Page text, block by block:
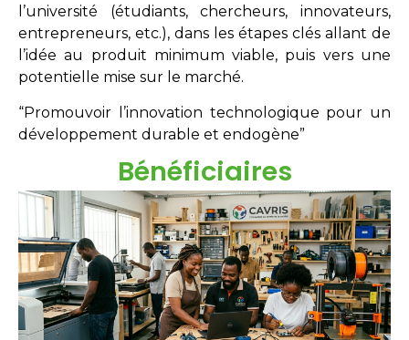
l’université (étudiants, chercheurs, innovateurs,
entrepreneurs, etc.), dans les étapes clés allant de
l’idée au produit minimum viable, puis vers une
potentielle mise sur le marché.
“Promouvoir l’innovation technologique pour un
développement durable et endogène”
Bénéficiaires
Étudiants Néo-diplômés Doctorants
Chercheurs
Innovateurs
Entreprises acteurs sociaux.